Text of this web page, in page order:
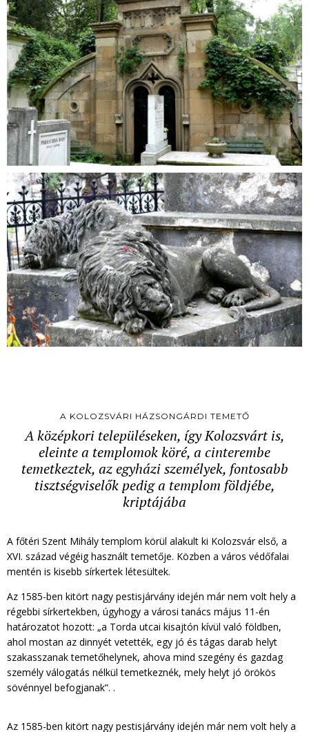
A KOLOZSVÁRI HÁZSONGÁRDI TEMETŐ
A középkori településeken, így Kolozsvárt is,
eleinte a templomok köré, a cinterembe
temetkeztek, az egyházi személyek, fontosabb
tisztségviselők pedig a templom földjébe,
kriptájába
A főtéri Szent Mihály templom körül alakult ki Kolozsvár első, a
XVI. század végéig használt temetője. Közben a város védőfalai
mentén is kisebb sírkertek létesültek.
Az 1585-ben kitört nagy pestisjárvány idején már nem volt hely a
régebbi sírkertekben, úgyhogy a városi tanács május 11-én
határozatot hozott: „a Torda utcai kisajtón kívül való földben,
ahol mostan az dinnyét vetették, egy jó és tágas darab helyt
szakasszanak temetőhelynek, ahova mind szegény és gazdag
személy válogatás nélkül temetkeznék, mely helyt jó örökös
sövénnyel befogjanak”. .
Az 1585-ben kitört nagy pestisjárvány idején már nem volt hely a